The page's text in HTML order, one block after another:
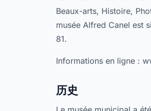
Beaux-arts, Histoire,
musée Alfred Canel est
81.
Informations en ligne :
历史